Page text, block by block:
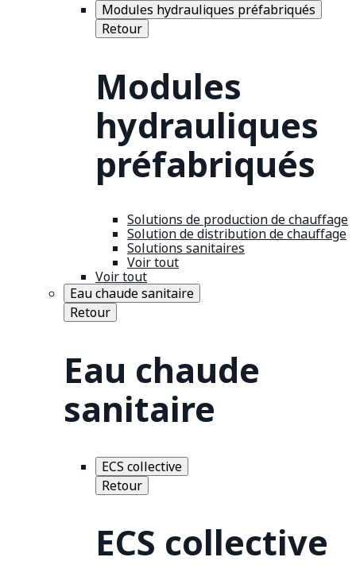
Modules hydrauliques préfabriqués
Retour
Modules
hydrauliques
préfabriqués
Solutions de production de chauffage
Solution de distribution de chauffage
Solutions sanitaires
Voir tout
Voir tout
Eau chaude sanitaire
Retour
Eau chaude
sanitaire
ECS collective
Retour
ECS collective